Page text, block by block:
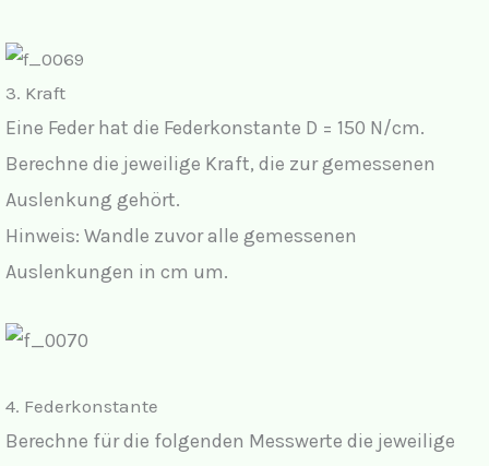
3. Kraft
Eine Feder hat die Federkonstante D = 150 N/cm.
Berechne die jeweilige Kraft, die zur gemessenen
Auslenkung gehört.
Hinweis: Wandle zuvor alle gemessenen
Auslenkungen in cm um.
4. Federkonstante
Berechne für die folgenden Messwerte die jeweilige